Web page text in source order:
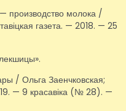
производство молока /
газета. — 2018. — 25
/ Ольга Заенчковская;
— 9 красавіка (№ 28). —